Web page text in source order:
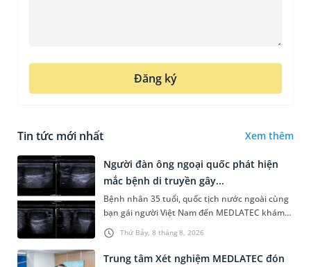
Đăng ký
Tin tức mới nhất Xem thêm
Thứ Bảy, 8 tháng 8, 2026
Người đàn ông ngoại quốc phát hiện
mắc bệnh di truyền gây...
Bệnh nhân 35 tuổi, quốc tịch nước ngoài cùng
bạn gái người Việt Nam đến MEDLATEC khám
sức khỏe tiền hôn nhân. Qua thăm khám và
làm các xét nghiệm chuyên sâu,...
Trung tâm Xét nghiệm MEDLATEC đón